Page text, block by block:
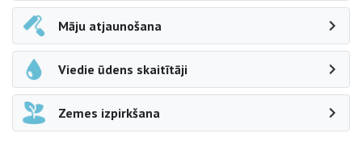
Māju atjaunošana
Viedie ūdens skaitītāji
Zemes izpirkšana